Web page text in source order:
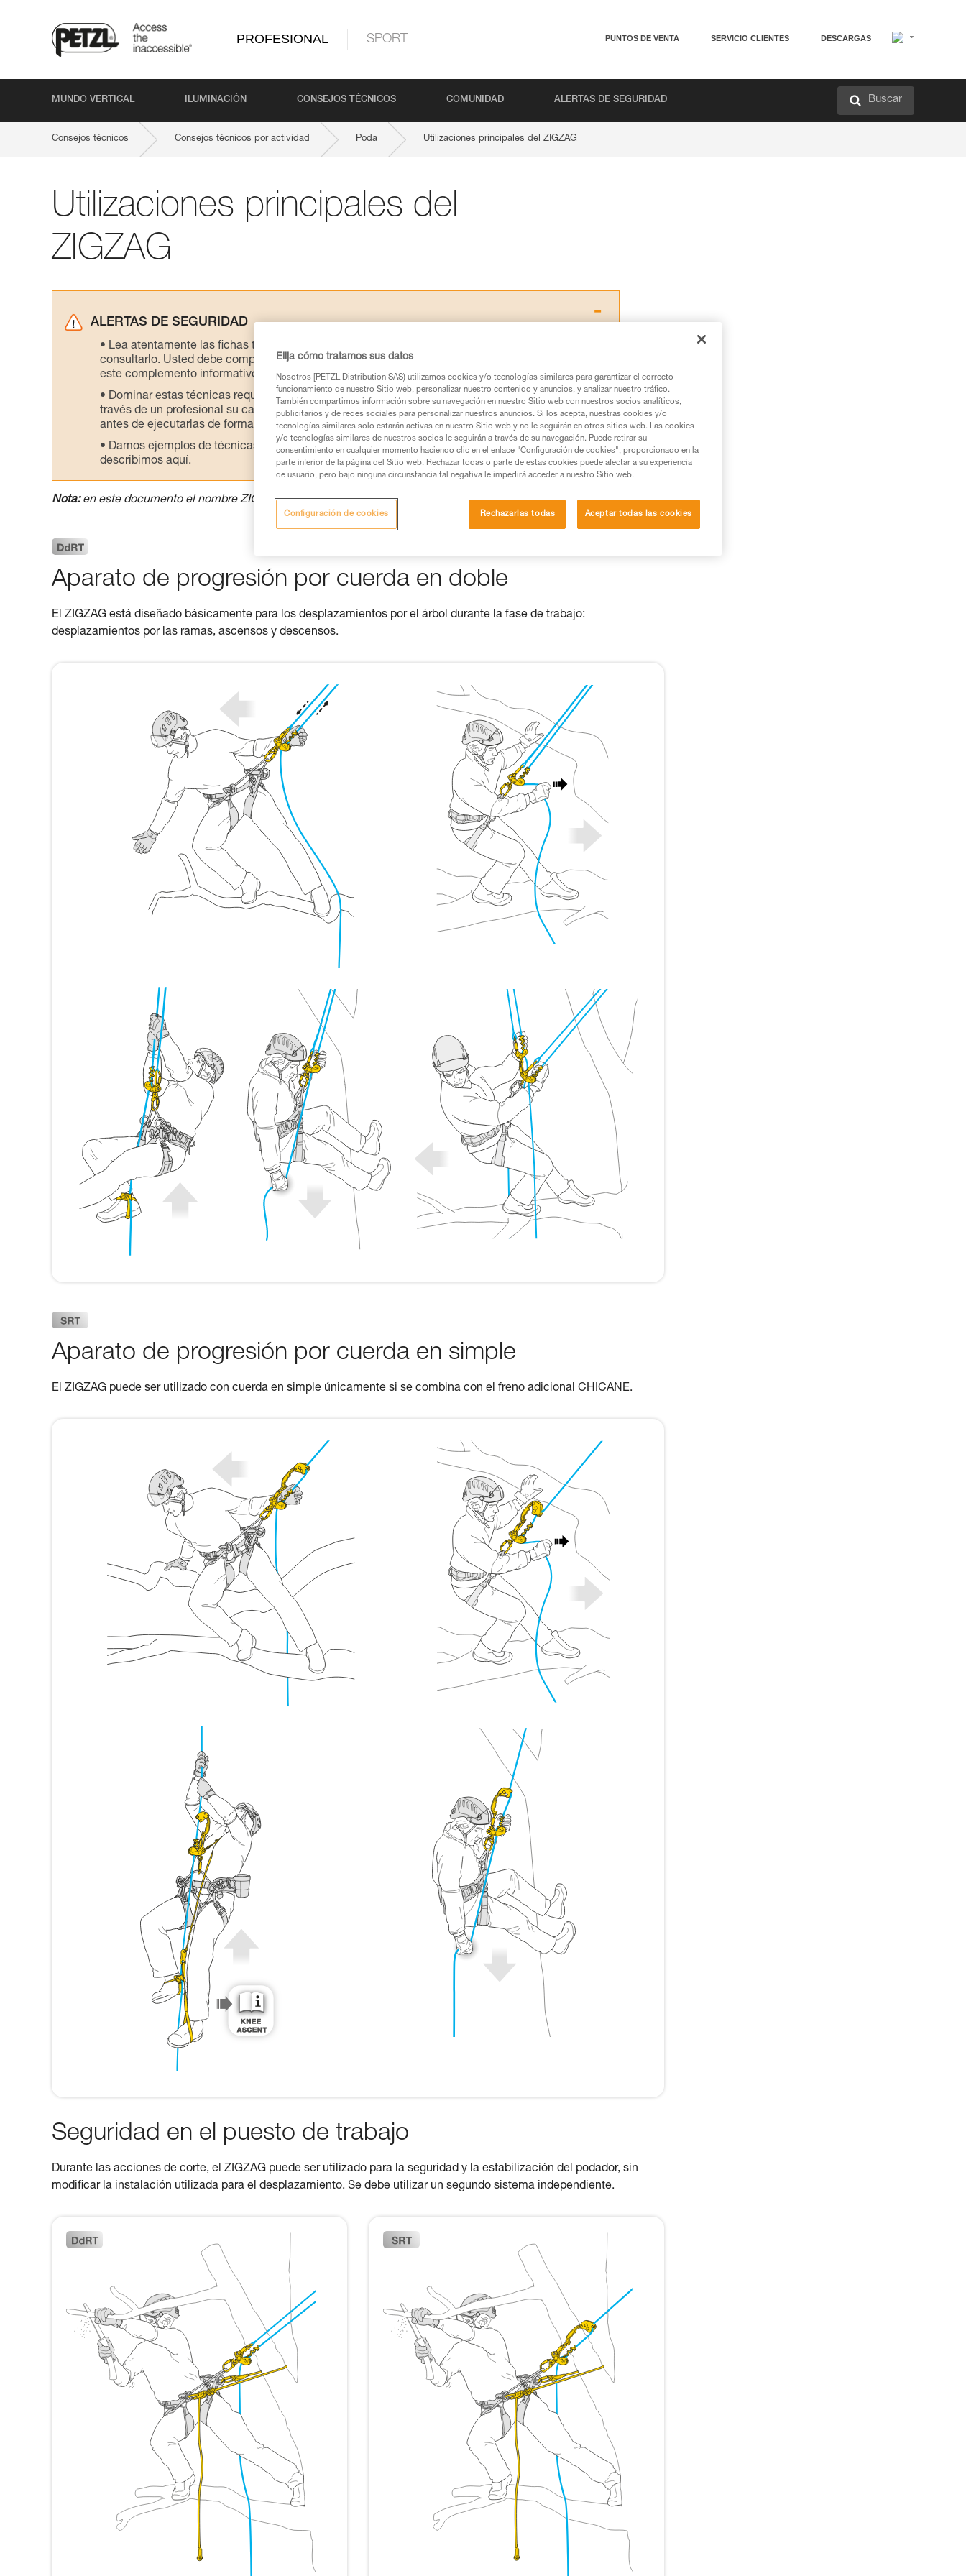
PROFESIONAL SPORT PUNTOS DE VENTA SERVICIO CLIENTES DESCARGAS
MUNDO VERTICAL ILUMINACIÓN CONSEJOS TÉCNICOS COMUNIDAD ALERTAS DE SEGURIDAD Buscar
Consejos técnicos Consejos técnicos por actividad Poda Utilizaciones principales del ZIGZAG
Utilizaciones principales del
ZIGZAG
ALERTAS DE SEGURIDAD
Lea atentamente las fichas técnicas de los productos utilizados en este consejo antes de
consultarlo. Usted debe comprender la información de la ficha técnica para poder comprender
este complemento informativo.
Dominar estas técnicas requiere una formación y un entrenamiento específico. Confirme a
través de un profesional su capacidad para ejecutar estas técnicas, solo y con total seguridad,
antes de ejecutarlas de forma autónoma.
Damos ejemplos de técnicas relacionadas con su actividad. Pueden existir otras que no
describimos aquí.
Nota:en este documento el nombre ZIGZAG designa indiferentemente a los modelos ZIGZAG o ZIGZAG PLUS.
Aparato de progresión por cuerda en doble
El ZIGZAG está diseñado básicamente para los desplazamientos por el árbol durante la fase de trabajo:
desplazamientos por las ramas, ascensos y descensos.
Aparato de progresión por cuerda en simple
El ZIGZAG puede ser utilizado con cuerda en simple únicamente si se combina con el freno adicional CHICANE.
Seguridad en el puesto de trabajo
Durante las acciones de corte, el ZIGZAG puede ser utilizado para la seguridad y la estabilización del podador, sin
modificar la instalación utilizada para el desplazamiento. Se debe utilizar un segundo sistema independiente.
Elija cómo tratamos sus datos
Nosotros [PETZL Distribution SAS) utilizamos cookies y/o tecnologías similares para garantizar el correcto
funcionamiento de nuestro Sitio web, personalizar nuestro contenido y anuncios, y analizar nuestro tráfico.
También compartimos información sobre su navegación en nuestro Sitio web con nuestros socios analíticos,
publicitarios y de redes sociales para personalizar nuestros anuncios. Si los acepta, nuestras cookies y/o
tecnologías similares solo estarán activas en nuestro Sitio web y no le seguirán en otros sitios web. Las cookies
y/o tecnologías similares de nuestros socios le seguirán a través de su navegación. Puede retirar su
consentimiento en cualquier momento haciendo clic en el enlace "Configuración de cookies", proporcionado en la
parte inferior de la página del Sitio web. Rechazar todas o parte de estas cookies puede afectar a su experiencia
de usuario, pero bajo ninguna circunstancia tal negativa le impedirá acceder a nuestro Sitio web.
Rechazarlas todas Aceptar todas las cookies
Configuración de cookies